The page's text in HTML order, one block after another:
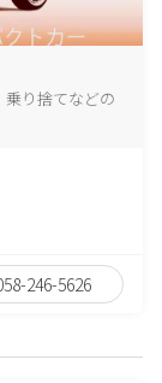
り捨てなどの
246-5626